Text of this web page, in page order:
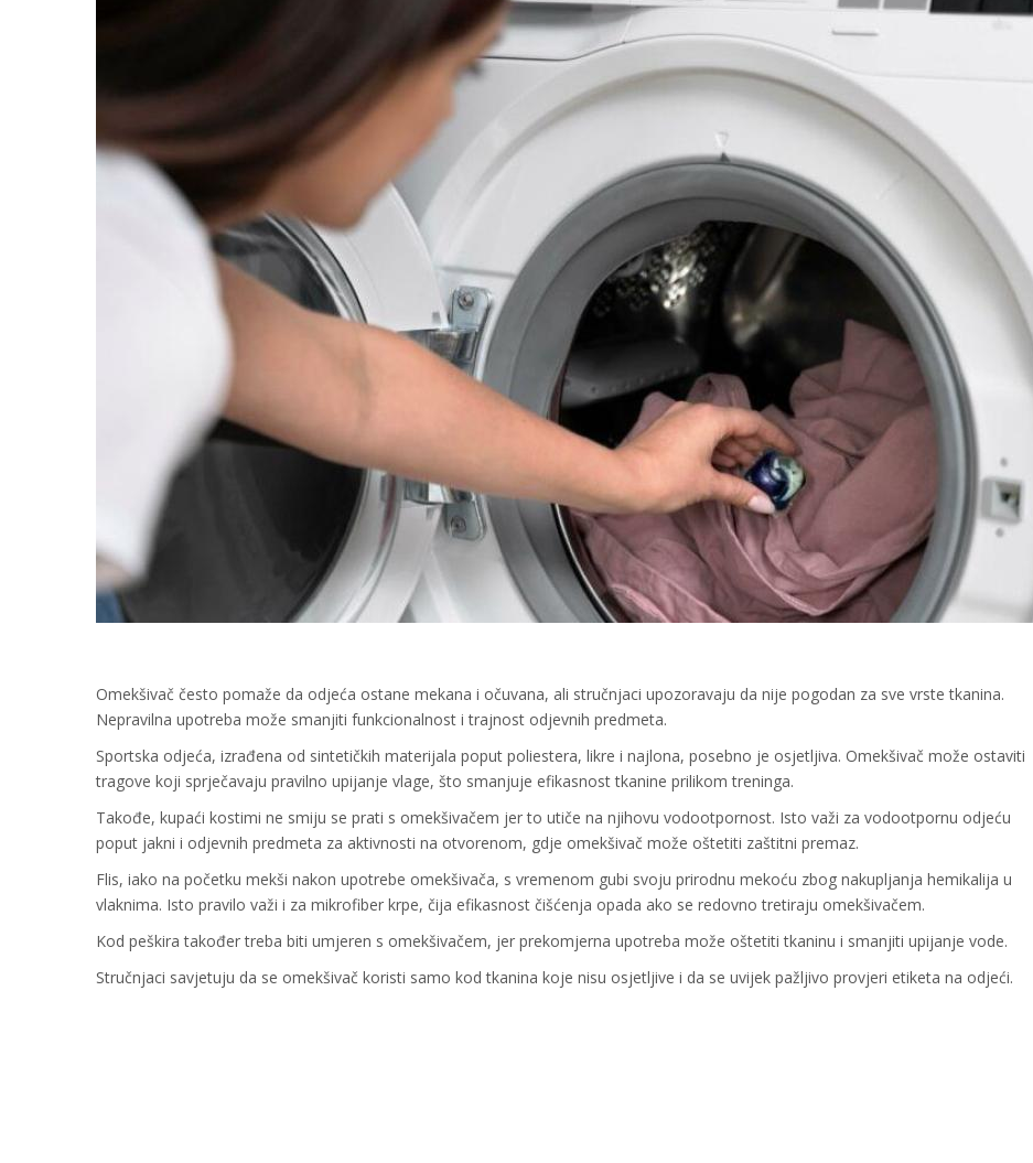
Omekšivač često pomaže da odjeća ostane mekana i očuvana, ali stručnjaci upozoravaju da nije pogodan za sve vrste tkanina.
Nepravilna upotreba može smanjiti funkcionalnost i trajnost odjevnih predmeta.
Sportska odjeća, izrađena od sintetičkih materijala poput poliestera, likre i najlona, posebno je osjetljiva. Omekšivač može ostaviti
tragove koji sprječavaju pravilno upijanje vlage, što smanjuje efikasnost tkanine prilikom treninga.
Takođe, kupaći kostimi ne smiju se prati s omekšivačem jer to utiče na njihovu vodootpornost. Isto važi za vodootpornu odjeću
poput jakni i odjevnih predmeta za aktivnosti na otvorenom, gdje omekšivač može oštetiti zaštitni premaz.
Flis, iako na početku mekši nakon upotrebe omekšivača, s vremenom gubi svoju prirodnu mekoću zbog nakupljanja hemikalija u
vlaknima. Isto pravilo važi i za mikrofiber krpe, čija efikasnost čišćenja opada ako se redovno tretiraju omekšivačem.
Kod peškira također treba biti umjeren s omekšivačem, jer prekomjerna upotreba može oštetiti tkaninu i smanjiti upijanje vode.
Stručnjaci savjetuju da se omekšivač koristi samo kod tkanina koje nisu osjetljive i da se uvijek pažljivo provjeri etiketa na odjeći.